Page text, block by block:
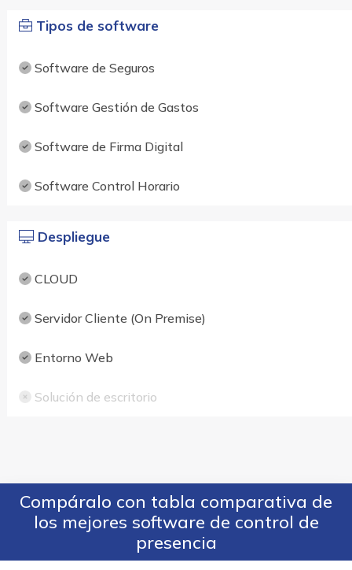
Tipos de software
Software de Seguros
Software Gestión de Gastos
Software de Firma Digital
Software Control Horario
Despliegue
CLOUD
Servidor Cliente (On Premise)
Entorno Web
Solución de escritorio
Compáralo con tabla comparativa de
los mejores software de control de
presencia